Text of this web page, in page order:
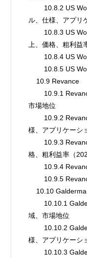
ル、仕様、アプリ
上、価格、粗利益
10.8.4
10.8.5
    10.9 Revance
市場地位
様、アプリケーシ
格、粗利益率（
10.9.4
10.9.5
    10.10 Galderma
域、市場地位
様、アプリケーシ